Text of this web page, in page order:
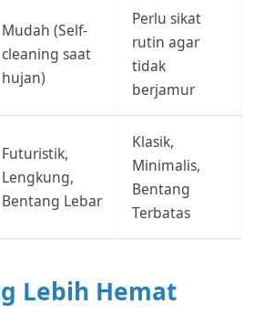
Mudah (Self-
cleaning saat
hujan)
Perlu sikat
rutin agar
tidak
berjamur
Futuristik,
Lengkung,
Bentang Lebar
Klasik,
Minimalis,
Bentang
Terbatas
Lebih Hemat